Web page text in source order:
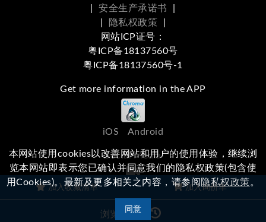
加入收藏清单 加入询价车
安全生产承诺书
隐私权政策
网站ICP证号：
粤ICP备18137560号
粤ICP备18137560号-1
Get more information in the APP
iOS Android
Social Media
浏览本站有任何问题， 欢迎留下您的建议
本网站使用cookies以改善网站和用户的使用体验，继续浏
览本网站即表示您已确认并同意我们的隐私权政策(包含使
用Cookies)。最新及更多相关之内容，请参阅 隐私权政策 。
同意
浏览记录